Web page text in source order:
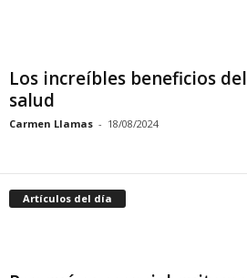
Los increíbles beneficios
salud
Carmen Llamas - 18/08/2024
Artículos del día